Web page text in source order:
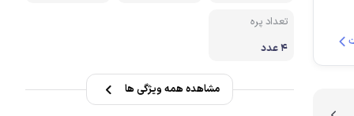
تعداد پره
۴ عدد
مشاهده همه ویژگی ها